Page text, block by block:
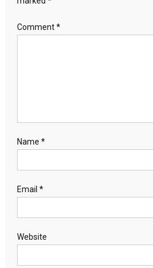
Comment*
Name *
Email *
Website